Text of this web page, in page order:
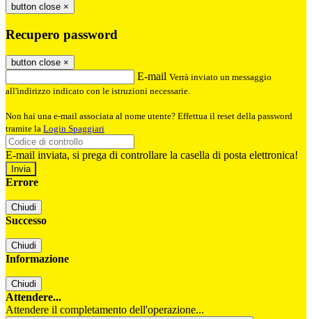
button close ×
Recupero password
button close ×
E-mail Verrà inviato un messaggio
all'indirizzo indicato con le istruzioni necessarie.
Non hai una e-mail associata al nome utente? Effettua il reset della password
tramite la Login Spaggiari
E-mail inviata, si prega di controllare la casella di posta elettronica!
Errore
Chiudi
Successo
Chiudi
Informazione
Chiudi
Attendere...
Attendere il completamento dell'operazione...